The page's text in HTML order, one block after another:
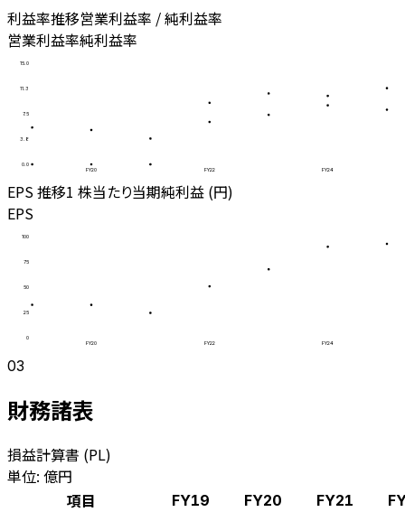
利益率推移営業利益率 / 純利益率
営業利益率純利益率
0.0
3.8
7.5
11.3
15.0
FY20 FY22 FY24
EPS 推移1 株当たり当期純利益 (円)
EPS
0
25
50
75
100
FY20 FY22 FY24
03
財務諸表
損益計算書 (PL)
単位: 億円
項目
FY19 FY20 FY21